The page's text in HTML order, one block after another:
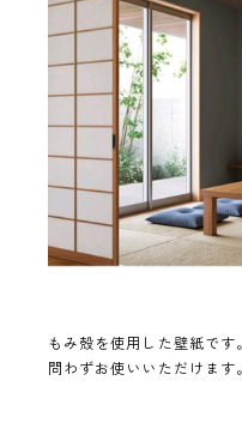
もみ殻を使用した壁紙で
問わずお使いいただけます。